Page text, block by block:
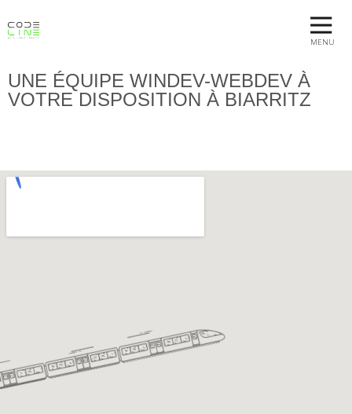
MENU
UNE ÉQUIPE WINDEV-WEBDEV À
VOTRE DISPOSITION À BIARRITZ